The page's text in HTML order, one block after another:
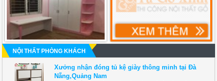
NỘI THẤT PHÒNG KHÁCH
Xưởng nhận đóng tủ kệ giày thông minh tại Đà
Nẵng,Quảng Nam